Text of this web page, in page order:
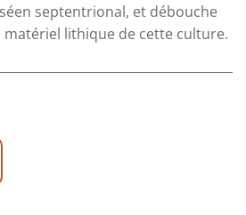
septentrional, et débouche
lithique de cette culture.